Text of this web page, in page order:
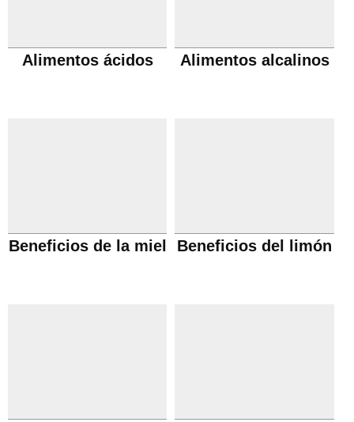
Alimentos ácidos Alimentos alcalinos
Beneficios de la miel Beneficios del limón